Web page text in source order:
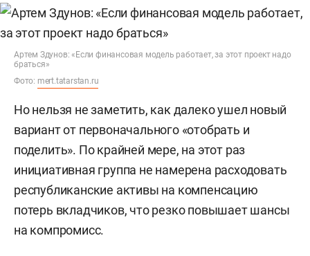
Артем Здунов: «Если финансовая модель работает, за этот проект надо
браться»
Фото: mert.tatarstan.ru
Но нельзя не заметить, как далеко ушел новый
вариант от первоначального «отобрать и
поделить». По крайней мере, на этот раз
инициативная группа не намерена расходовать
республиканские активы на компенсацию
потерь вкладчиков, что резко повышает шансы
на компромисс.